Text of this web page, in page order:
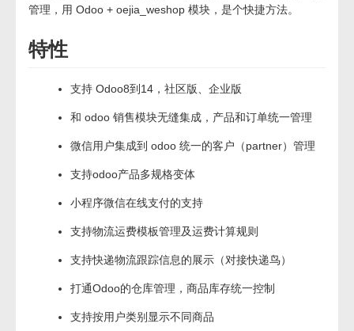
管理，用 Odoo + oejia_weshop 模块，是个快捷方法。
特性
支持 Odoo8到14，社区版、企业版
和 odoo 销售模块无缝集成，产品和订单统一管理
微信用户集成到 odoo 统一的客户（partner）管理
支持odoo产品多规格变体
小程序微信在线支付的支持
支持物流运费模板管理及运费计算规则
支持快递物流跟踪信息的展示（对接快递鸟）
打通Odoo的仓库管理，商品库存统一控制
支持按用户类别显示不同商品